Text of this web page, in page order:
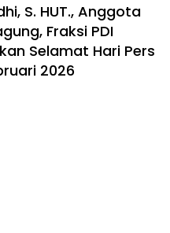
S. HUT., Anggota
Fraksi PDI
Selamat Hari Pers
2026